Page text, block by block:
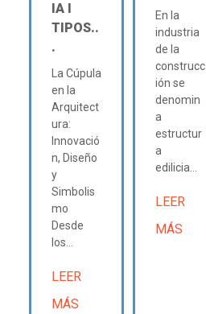
IA Ι
TIPOS..
.
La Cúpula
en la
Arquitect
ura:
Innovació
n, Diseño
y
Simbolis
mo
Desde
los...
LEER
MÁS
En la
industria
de la
construcc
ión se
denomin
a
estructur
a
edilicia...
LEER
MÁS